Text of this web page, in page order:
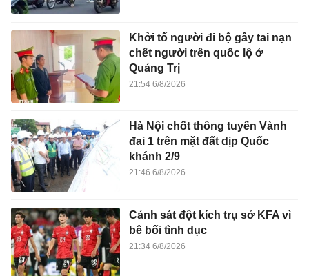
Khởi tố người đi bộ gây tai nạn
chết người trên quốc lộ ở
Quảng Trị
21:54 6/8/2026
Hà Nội chốt thông tuyến Vành
đai 1 trên mặt đất dịp Quốc
khánh 2/9
21:46 6/8/2026
Cảnh sát đột kích trụ sở KFA vì
bê bối tình dục
21:34 6/8/2026